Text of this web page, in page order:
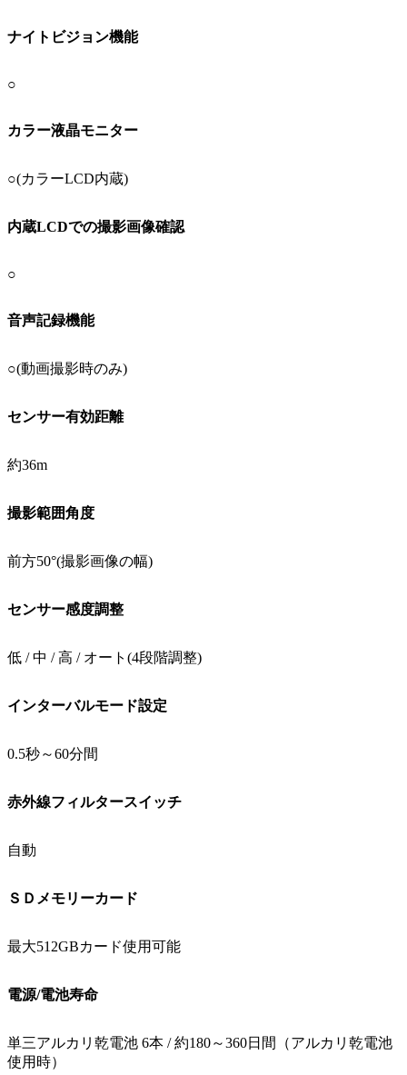
ナイトビジョン機能
○
カラー液晶モニター
○(カラーLCD内蔵)
内蔵LCDでの撮影画像確認
○
音声記録機能
○(動画撮影時のみ)
センサー有効距離
約36m
撮影範囲角度
前方50°(撮影画像の幅)
センサー感度調整
低 / 中 / 高 / オート(4段階調整)
インターバルモード設定
0.5秒～60分間
赤外線フィルタースイッチ
自動
ＳＤメモリーカード
最大512GBカード使用可能
電源/電池寿命
単三アルカリ乾電池 6本 / 約180～360日間（アルカリ乾電池
使用時）